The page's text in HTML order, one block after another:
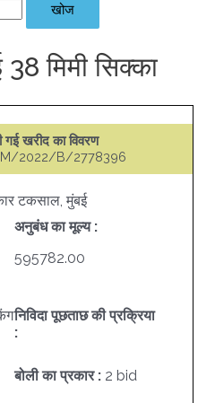
खोज
मिमी सिक्का
खरीद का विवरण
2022/B/2778396
टकसाल, मुंबई
अनुबंध का मूल्य :
595782.00
निविदा पूछताछ की प्रक्रिया
:
बोली का प्रकार : 2 bid